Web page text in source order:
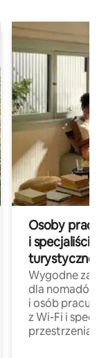
Osoby
i specjaliści z
turystycznej
Wygodne
dla nomadów
i osób
z Wi-Fi i
przestrzenią